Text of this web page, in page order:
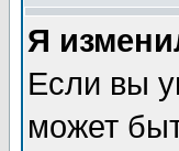
Я
Если вы
может